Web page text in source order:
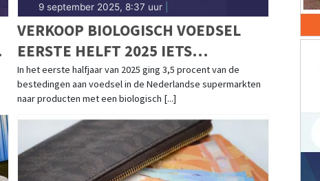
9 september 2025, 8:37 uur|
VERKOOP BIOLOGISCH VOEDSEL
EERSTE HELFT 2025 IETS
GESTEGEN
In het eerste halfjaar van 2025 ging 3,5 procent van de
bestedingen aan voedsel in de Nederlandse supermarkten
naar producten met een biologisch [...]